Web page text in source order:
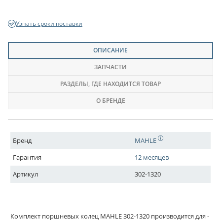
Узнать сроки поставки
ОПИСАНИЕ
ЗАПЧАСТИ
РАЗДЕЛЫ, ГДЕ НАХОДИТСЯ ТОВАР
О БРЕНДЕ
Бренд
MAHLE
Гарантия
12 месяцев
Артикул
302-1320
Комплект поршневых колец MAHLE 302-1320 производится для -